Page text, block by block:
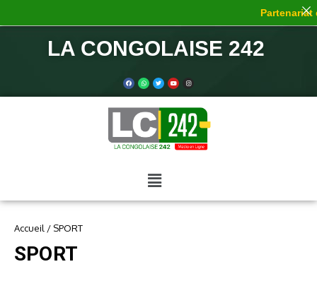
LA CONGOLAISE 242
Accueil / SPORT
SPORT
Partenariat de